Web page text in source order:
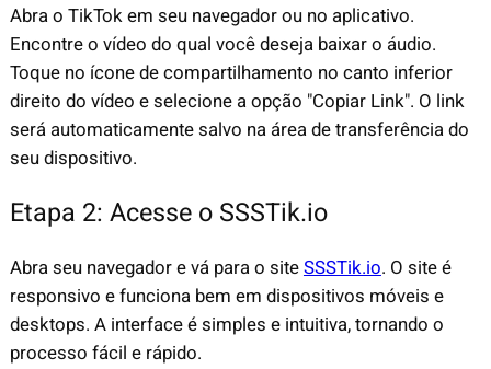
Abra o TikTok em seu navegador ou no aplicativo.
Encontre o vídeo do qual você deseja baixar o áudio.
Toque no ícone de compartilhamento no canto inferior
direito do vídeo e selecione a opção "Copiar Link". O link
será automaticamente salvo na área de transferência do
seu dispositivo.
Etapa 2: Acesse o SSSTik.io
Abra seu navegador e vá para o siteSSSTik.io. O site é
responsivo e funciona bem em dispositivos móveis e
desktops. A interface é simples e intuitiva, tornando o
processo fácil e rápido.